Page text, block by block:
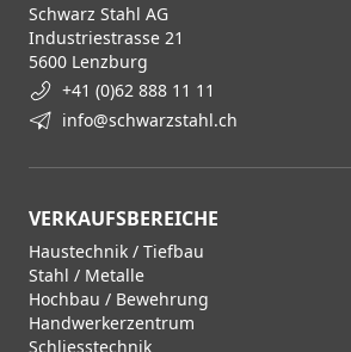
Schwarz Stahl AG
Industriestrasse 21
5600 Lenzburg
+41 (0)62 888 11 11
info@schwarzstahl.ch
VERKAUFSBEREICHE
Haustechnik / Tiefbau
Stahl / Metalle
Hochbau / Bewehrung
Handwerkerzentrum
Schliesstechnik